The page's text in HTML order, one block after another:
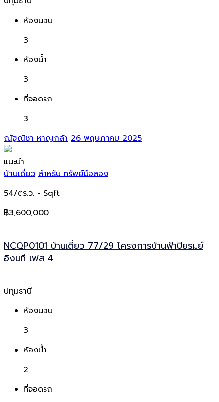
ห้องนอน
3
ห้องน้ำ
3
ที่จอดรถ
3
ณัฐณิชา หาญกล้า 26 พฤษภาคม 2025
แนะนำ
บ้านเดี่ยว สำหรับ ทรัพย์มือสอง
54/ตร.ว. - Sqft
฿3,600,000
NCQP0101 บ้านเดี่ยว 77/29 โครงการบ้านฟ้าปิยรมย์
อิงนที เฟส 4
ปทุมธานี
ห้องนอน
3
ห้องน้ำ
2
ที่จอดรถ